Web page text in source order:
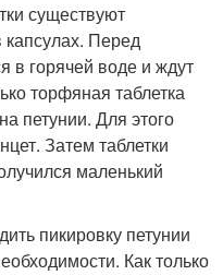
существуют
Перед
в горячей воде и ждут
торфяная таблетка
петунии. Для этого
Затем таблетки
маленький
пикировку петунии
Как только